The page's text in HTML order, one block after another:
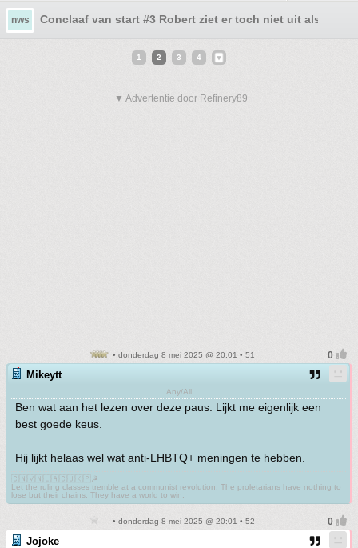
nws Conclaaf van start #3 Robert ziet er toch niet uit als
1 2 3 4
▼ Advertentie door Refinery89
• donderdag 8 mei 2025 @ 20:01 • 51
Mikeytt
Any/All
Ben wat aan het lezen over deze paus. Lijkt me eigenlijk een
best goede keus.
Hij lijkt helaas wel wat anti-LHBTQ+ meningen te hebben.
🇨🇳🇻🇳🇱🇦🇨🇺🇰🇵☭
Let the ruling classes tremble at a communist revolution. The proletarians have nothing to
lose but their chains. They have a world to win.
• donderdag 8 mei 2025 @ 20:01 • 52
Jojoke